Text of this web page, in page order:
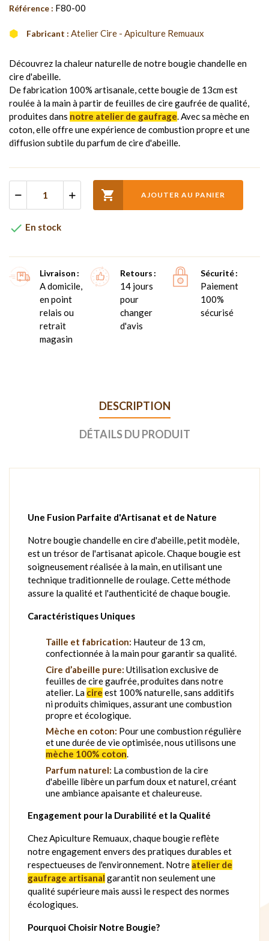
Référence : F80-00
Fabricant : Atelier Cire - Apiculture Remuaux
Découvrez la chaleur naturelle de notre bougie chandelle en
cire d'abeille.
De fabrication 100% artisanale, cette bougie de 13cm est
roulée à la main à partir de feuilles de cire gaufrée de qualité,
produites dans notre atelier de gaufrage. Avec sa mèche en
coton, elle offre une expérience de combustion propre et une
diffusion subtile du parfum de cire d'abeille.
 AJOUTER AU PANIER
 En stock
Livraison
A domicile,
en point
relais ou
retrait
magasin
Retours
14 jours
pour
changer
d'avis
Sécurité
Paiement
100%
sécurisé
DESCRIPTION
DÉTAILS DU PRODUIT
Une Fusion Parfaite d'Artisanat et de Nature
Notre bougie chandelle en cire d'abeille, petit modèle,
est un trésor de l'artisanat apicole. Chaque bougie est
soigneusement réalisée à la main, en utilisant une
technique traditionnelle de roulage. Cette méthode
assure la qualité et l'authenticité de chaque bougie.
Caractéristiques Uniques
Taille et fabrication: Hauteur de 13 cm,
confectionnée à la main pour garantir sa qualité.
Cire d’abeille pure: Utilisation exclusive de
feuilles de cire gaufrée, produites dans notre
atelier. La cire est 100% naturelle, sans additifs
ni produits chimiques, assurant une combustion
propre et écologique.
Mèche en coton: Pour une combustion régulière
et une durée de vie optimisée, nous utilisons une
mèche 100% coton.
Parfum naturel: La combustion de la cire
d'abeille libère un parfum doux et naturel, créant
une ambiance apaisante et chaleureuse.
Engagement pour la Durabilité et la Qualité
Chez Apiculture Remuaux, chaque bougie reflète
notre engagement envers des pratiques durables et
respectueuses de l'environnement. Notre atelier de
gaufrage artisanal garantit non seulement une
qualité supérieure mais aussi le respect des normes
écologiques.
Pourquoi Choisir Notre Bougie?